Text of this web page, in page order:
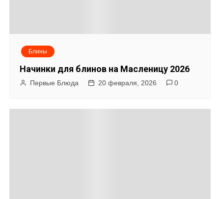
з
Блины
Начинки для блинов на Масленицу 2026
Первые Блюда 20 февраля, 2026 0